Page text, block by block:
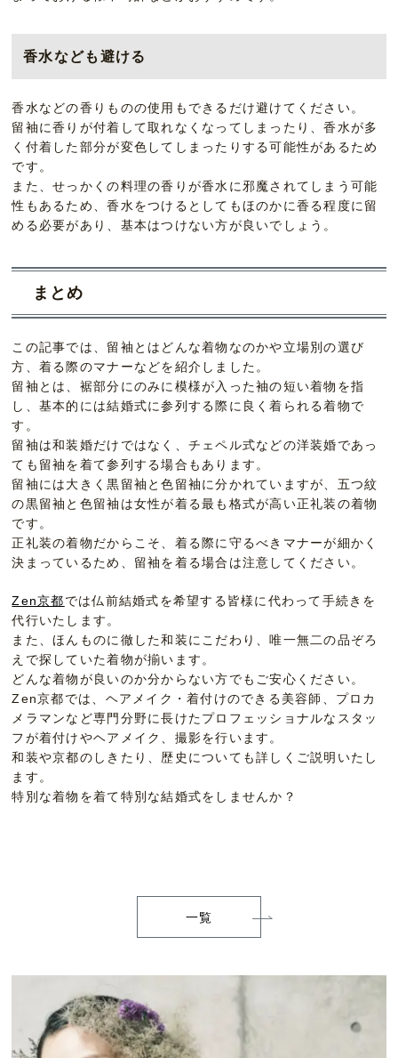
香水なども避ける
香水などの香りものの使用もできるだけ避けてください。
留袖に香りが付着して取れなくなってしまったり、香水が多
く付着した部分が変色してしまったりする可能性があるため
です。
また、せっかくの料理の香りが香水に邪魔されてしまう可能
性もあるため、香水をつけるとしてもほのかに香る程度に留
める必要があり、基本はつけない方が良いでしょう。
まとめ
この記事では、留袖とはどんな着物なのかや立場別の選び
方、着る際のマナーなどを紹介しました。
留袖とは、裾部分にのみに模様が入った袖の短い着物を指
し、基本的には結婚式に参列する際に良く着られる着物で
す。
留袖は和装婚だけではなく、チェペル式などの洋装婚であっ
ても留袖を着て参列する場合もあります。
留袖には大きく黒留袖と色留袖に分かれていますが、五つ紋
の黒留袖と色留袖は女性が着る最も格式が高い正礼装の着物
です。
正礼装の着物だからこそ、着る際に守るべきマナーが細かく
決まっているため、留袖を着る場合は注意してください。
Zen京都では仏前結婚式を希望する皆様に代わって手続きを
代行いたします。
また、ほんものに徹した和装にこだわり、唯一無二の品ぞろ
えで探していた着物が揃います。
どんな着物が良いのか分からない方でもご安心ください。
Zen京都では、ヘアメイク・着付けのできる美容師、プロカ
メラマンなど専門分野に長けたプロフェッショナルなスタッ
フが着付けやヘアメイク、撮影を行います。
和装や京都のしきたり、歴史についても詳しくご説明いたし
ます。
特別な着物を着て特別な結婚式をしませんか？
一覧